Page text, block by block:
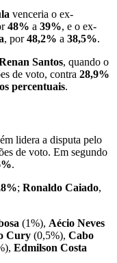
venceria o ex-
48% a 39%, e o ex-
, por48,2% a 38,5%.
Santos, quando o
de voto, contra 28,9%
percentuais.
lidera a disputa pelo
de voto. Em segundo
.
; Ronaldo Caiado,
(1%), Aécio Neves
Cury (0,5%), Cabo
Edmilson Costa